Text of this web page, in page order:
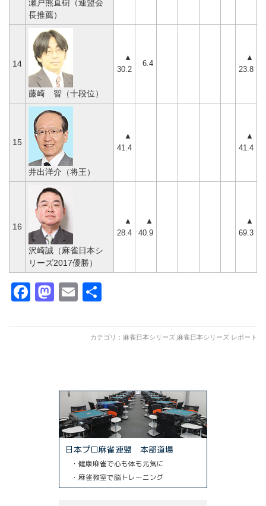
瀬戸熊直樹（連盟会
長推薦）
14
藤崎 智（十段位）
▲
30.2
6.4
▲
23.8
15
井出洋介（将王）
▲
41.4
▲
41.4
16
沢崎誠（麻雀日本シ
リーズ2017優勝）
▲
28.4
▲
40.9
▲
69.3
Facebook
Mastodon
Email
カテゴリ： 麻雀日本シリーズ 麻雀日本シリーズ レポート
日本プロ麻雀連盟 本部道場
・健康麻雀で心も体も元気に
・麻雀教室で脳トレーニング